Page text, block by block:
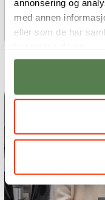
annonsering og
med annen
eller som de har
Digital
and E-